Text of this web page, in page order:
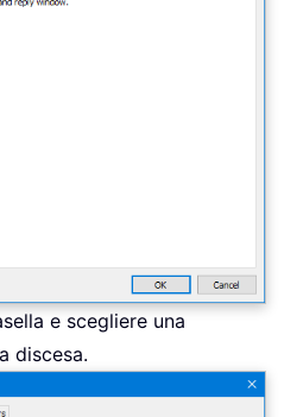
e scegliere una
discesa.